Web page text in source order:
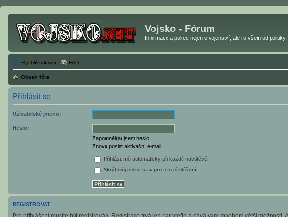
Vojsko - Fórum
Informace a pokec nejen o vojenství, ale i o všem od
Rychlé odkazy FAQ
Obsah fóra
Přihlásit se
Uživatelské jméno:
Heslo:
Zapomněl(a) jsem heslo
Znovu poslat aktivační e-mail
Přihlásit mě automaticky při každé návštěvě
Skrýt můj online stav pro toto přihlášení
REGISTROVAT
Pro přihlášení musíte být registrován. Registrace trvá jen pár vteřin a dává vám mnohem větší